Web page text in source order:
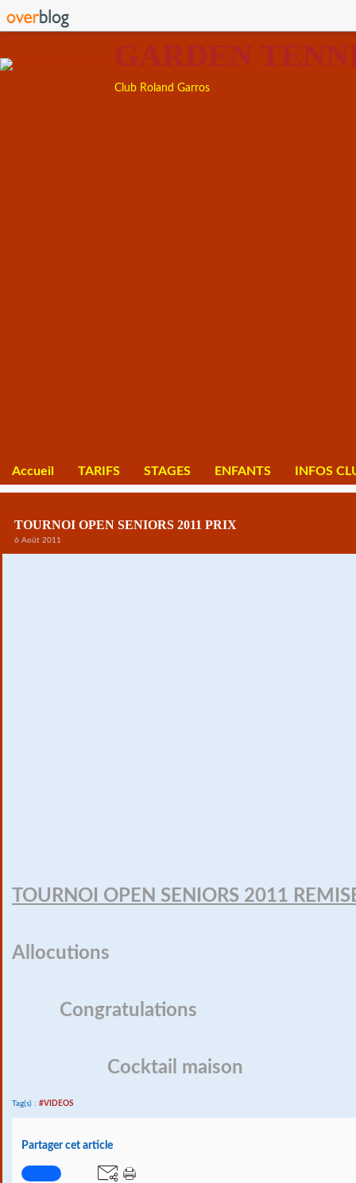
GARDEN
Club Roland Garros
Accueil TARIFS STAGES ENFANTS INFOS
TOURNOI OPEN SENIORS 2011 PRIX
6 Août 2011
TOURNOI OPEN SENIORS 2011
Allocutions
Congratulations
Cocktail maison
Tag(s) : #VIDEOS
Partager cet article